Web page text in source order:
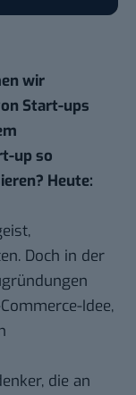
wir
Start-ups
up so
Heute:
Doch in der
Idee,
die an